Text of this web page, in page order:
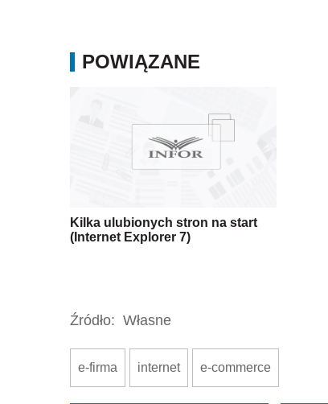
POWIĄZANE
Kilka ulubionych stron na start
(Internet Explorer 7)
Źródło: Własne
e-firma internet e-commerce